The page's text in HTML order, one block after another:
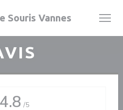
Souris Vannes
4.8 /5